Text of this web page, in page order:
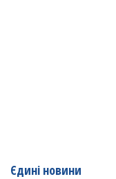
Єдині новини